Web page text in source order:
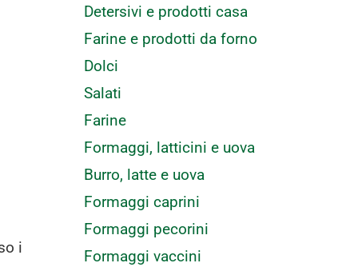
i
Detersivi e prodotti casa
Farine e prodotti da forno
Dolci
Salati
Farine
Formaggi, latticini e uova
Burro, latte e uova
Formaggi caprini
Formaggi pecorini
Formaggi vaccini